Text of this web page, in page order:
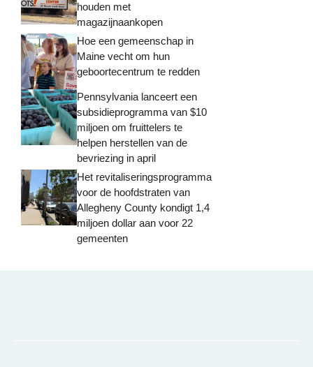
houden met
magazijnaankopen
Hoe een gemeenschap in
Maine vecht om hun
geboortecentrum te redden
Pennsylvania lanceert een
subsidieprogramma van $10
miljoen om fruittelers te
helpen herstellen van de
bevriezing in april
Het revitaliseringsprogramma
voor de hoofdstraten van
Allegheny County kondigt 1,4
miljoen dollar aan voor 22
gemeenten